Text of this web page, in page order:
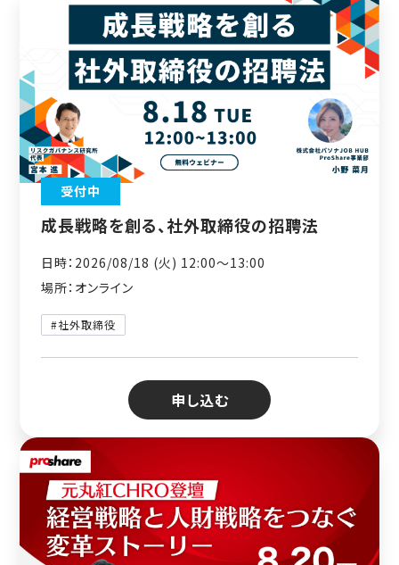
受付中
成長戦略を創る、社外取締役の招聘法
日時：2026/08/18 (火) 12:00〜13:00
場所：オンライン
#社外取締役
申し込む